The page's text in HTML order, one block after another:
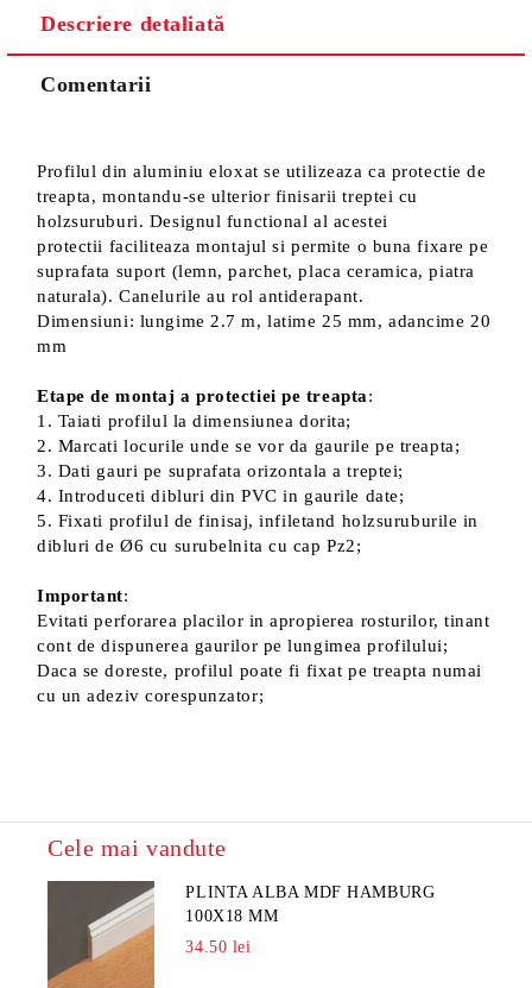
Sunt de acord cuPolitica de confidentialitate
Noi vă vom contacta pentru finalizarea comenzii.
Descriere detaliată
Comentarii
Profilul din aluminiu eloxat se utilizeaza ca protectie de
treapta, montandu-se ulterior finisarii treptei cu
holzsuruburi. Designul functional al acestei
protectii faciliteaza montajul si permite o buna fixare pe
suprafata suport (lemn, parchet, placa ceramica, piatra
naturala). Canelurile au rol antiderapant.
Dimensiuni: lungime 2.7 m, latime 25 mm, adancime 20
mm
Etape de montaj a protectiei pe treapta:
1. Taiati profilul la dimensiunea dorita;
2. Marcati locurile unde se vor da gaurile pe treapta;
3. Dati gauri pe suprafata orizontala a treptei;
4. Introduceti dibluri din PVC in gaurile date;
5. Fixati profilul de finisaj, infiletand holzsuruburile in
dibluri de Ø6 cu surubelnita cu cap Pz2;
Important:
Evitati perforarea placilor in apropierea rosturilor, tinant
cont de dispunerea gaurilor pe lungimea profilului;
Daca se doreste, profilul poate fi fixat pe treapta numai
cu un adeziv corespunzator;
Cele mai vandute
PLINTA ALBA MDF HAMBURG
100X18 MM
34.50 lei